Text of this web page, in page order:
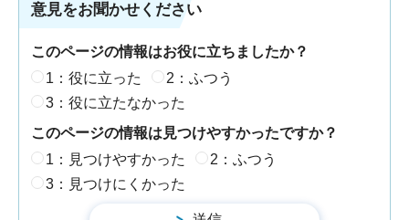
意見をお聞かせください
このページの情報はお役に立ちましたか？
1：役に立った
2：ふつう
3：役に立たなかった
このページの情報は見つけやすかったですか？
1：見つけやすかった
2：ふつう
3：見つけにくかった